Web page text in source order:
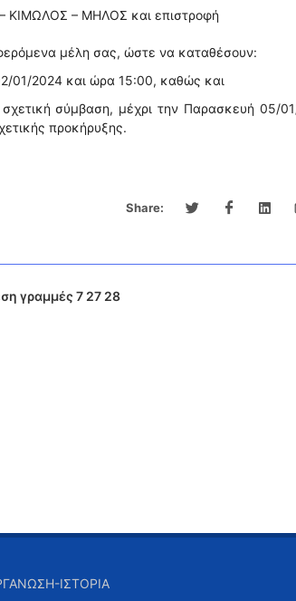
ΚΙΜΩΛΟΣ – ΜΗΛΟΣ και επιστροφή
μέλη σας, ώστε να καταθέσουν:
01/2024 και ώρα 15:00, καθώς και
σύμβαση, μέχρι την Παρασκευή 05/
προκήρυξης.
Share:
γραμμές 7 27 28
ΙΣΤΟΡΙΑ